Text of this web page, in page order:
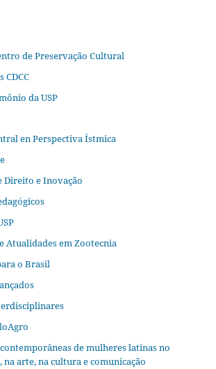
de Preservação Cultural
CDCC
da USP
en Perspectiva Ístmica
Direito e Inovação
Atualidades em Zootecnia
o Brasil
de mulheres latinas no
arte, na cultura e comunicação